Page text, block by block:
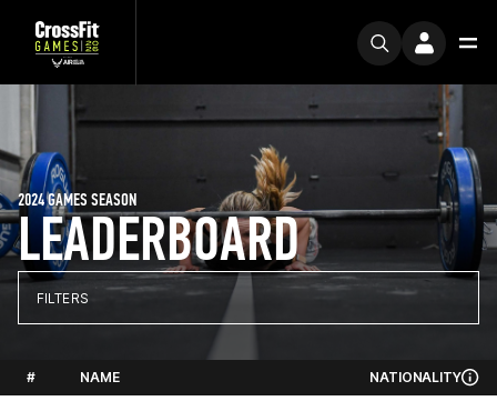
LEADERBOARD
2024 GAMES SEASON
FILTERS
# NAME NATIONALITY